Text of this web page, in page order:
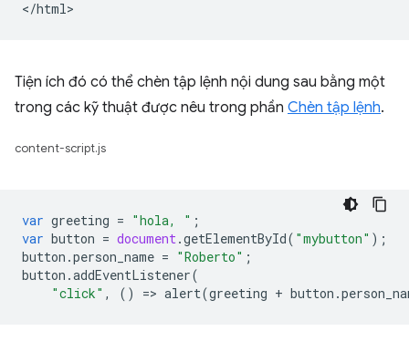
Tiện ích đó có thể chèn tập lệnh nội dung sau bằng một
trong các kỹ thuật được nêu trong phần Chèn tập lệnh.
content-script.js
var greeting = "hola, " ;
var button = document.getElementById( "mybutton" );
button .person_name = "Roberto" ;
button .addEventListener(
"click" , () => alert(greeting + button .